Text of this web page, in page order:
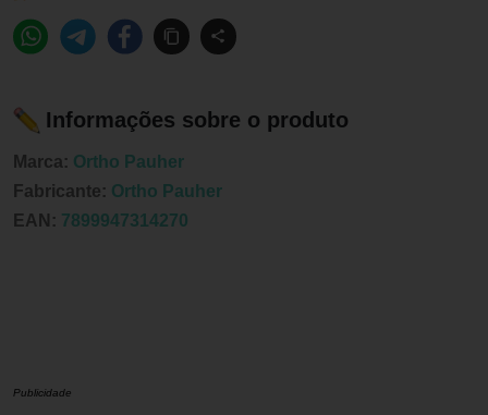
Informações sobre o produto
Marca: Ortho Pauher
Fabricante: Ortho Pauher
EAN: 7899947314270
Publicidade